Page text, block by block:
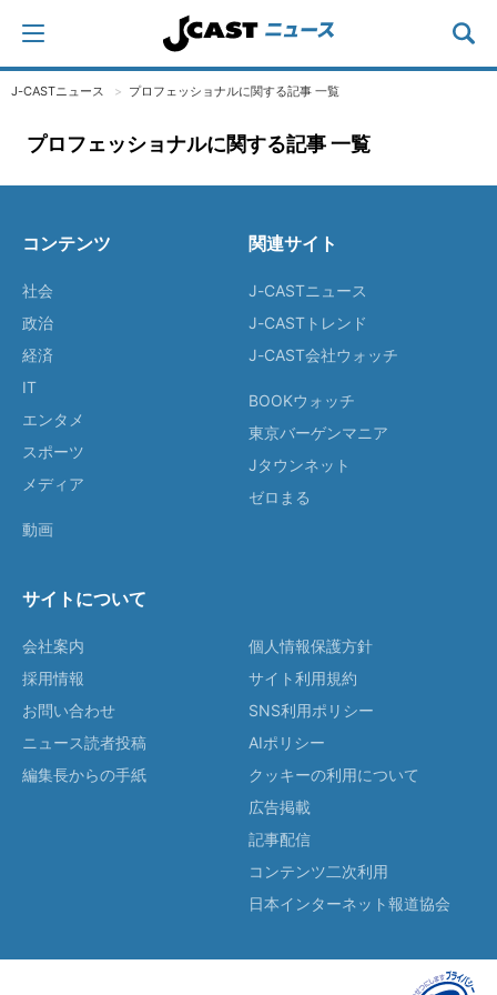
J-CASTニュース プロフェッショナルに関する記事 一覧
プロフェッショナルに関する記事 一覧
コンテンツ
社会
政治
経済
IT
エンタメ
スポーツ
メディア
動画
関連サイト
J-CASTニュース
J-CASTトレンド
J-CAST会社ウォッチ
BOOKウォッチ
東京バーゲンマニア
Jタウンネット
ゼロまる
サイトについて
会社案内
採用情報
お問い合わせ
ニュース読者投稿
編集長からの手紙
個人情報保護方針
サイト利用規約
SNS利用ポリシー
AIポリシー
クッキーの利用について
広告掲載
記事配信
コンテンツ二次利用
日本インターネット報道協会